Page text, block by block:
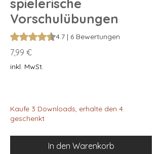
Vorschulübungen
Das Rating beträgt 4.7 von fünf Sternen,
4.7 | 6 Bewertungen
7,99 €Preis
inkl. MwSt.
Kaufe 3 Downloads, erhalte den 4.
geschenkt
In den Warenkorb